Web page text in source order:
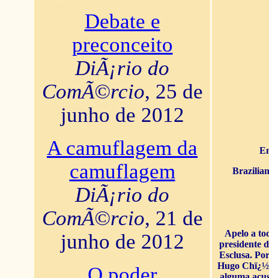
Debate e
preconceito
DiÃ¡rio do
ComÃ©rcio, 25 de
junho de 2012
A camuflagem da
camuflagem
DiÃ¡rio do
ComÃ©rcio, 21 de
junho de 2012
Apelo a
presidente
Esclusa.
Hugo